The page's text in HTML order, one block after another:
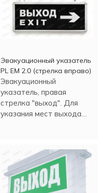
Эвакуационный указатель
PL EM 2.0 (стрелка вправо)
Эвакуационный
указатель, правая
стрелка "выход". Для
указания мест выхода